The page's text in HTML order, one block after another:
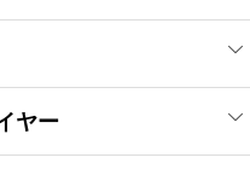
ヤー